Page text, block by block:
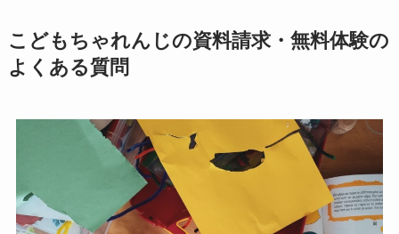
こどもちゃれんじの資料請求・無料体験の
よくある質問